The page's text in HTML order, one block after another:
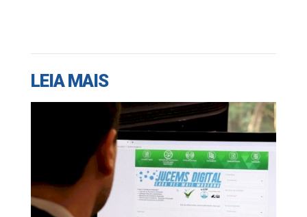
LEIA MAIS